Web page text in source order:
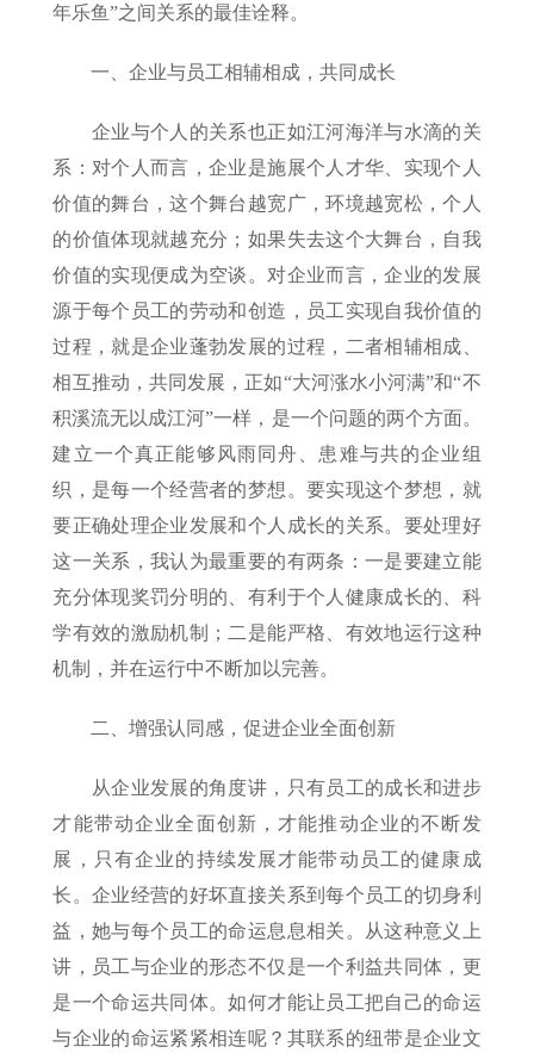
年乐鱼”之间关系的最佳诠释。
一、企业与员工相辅相成，共同成长
企业与个人的关系也正如江河海洋与水滴的关
系：对个人而言，企业是施展个人才华、实现个人
价值的舞台，这个舞台越宽广，环境越宽松，个人
的价值体现就越充分；如果失去这个大舞台，自我
价值的实现便成为空谈。对企业而言，企业的发展
源于每个员工的劳动和创造，员工实现自我价值的
过程，就是企业蓬勃发展的过程，二者相辅相成、
相互推动，共同发展，正如“大河涨水小河满”和“不
积溪流无以成江河”一样，是一个问题的两个方面。
建立一个真正能够风雨同舟、患难与共的企业组
织，是每一个经营者的梦想。要实现这个梦想，就
要正确处理企业发展和个人成长的关系。要处理好
这一关系，我认为最重要的有两条：一是要建立能
充分体现奖罚分明的、有利于个人健康成长的、科
学有效的激励机制；二是能严格、有效地运行这种
机制，并在运行中不断加以完善。
二、增强认同感，促进企业全面创新
从企业发展的角度讲，只有员工的成长和进步
才能带动企业全面创新，才能推动企业的不断发
展，只有企业的持续发展才能带动员工的健康成
长。企业经营的好坏直接关系到每个员工的切身利
益，她与每个员工的命运息息相关。从这种意义上
讲，员工与企业的形态不仅是一个利益共同体，更
是一个命运共同体。如何才能让员工把自己的命运
与企业的命运紧紧相连呢？其联系的纽带是企业文